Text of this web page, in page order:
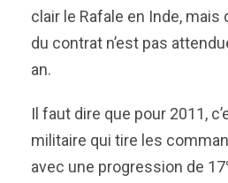
clair le Rafale en Inde,
du contrat n’est pas
an.
Il faut dire que pour 2011,
militaire qui tire les
avec une progression de